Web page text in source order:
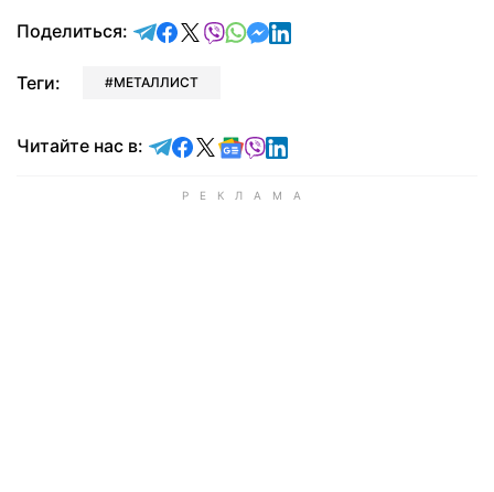
Поделиться: отправить в Telegram
поделиться в Facebook
поделиться в X
отправить в Viber
отправить в Whatsapp
отправить в Messenger
отправить в LinkedIn
Теги: МЕТАЛЛИСТ
Читайте нас в: Читайте в Telegram
Читайте в Facebook
Читайте в X
Читайте в Google news
Читайте в Viber
Читайте в LinkedIn